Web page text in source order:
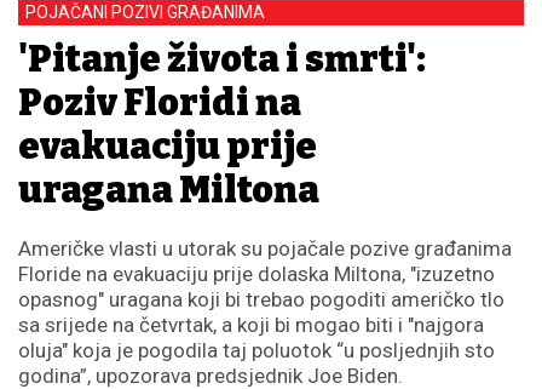
POJAČANI POZIVI GRAĐANIMA
'Pitanje života i smrti':
Poziv Floridi na
evakuaciju prije
uragana Miltona
Američke vlasti u utorak su pojačale pozive građanima
Floride na evakuaciju prije dolaska Miltona, "izuzetno
opasnog" uragana koji bi trebao pogoditi američko tlo
sa srijede na četvrtak, a koji bi mogao biti i "najgora
oluja" koja je pogodila taj poluotok “u posljednjih sto
godina”, upozorava predsjednik Joe Biden.